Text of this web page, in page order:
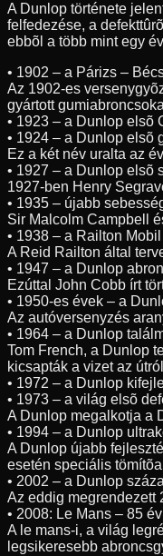
A Dunlop története
felfedezése, a
ebbõl a több mint egy
• 1902 – a Párizs –
Az 1902-es
gyártott
• 1923 – a Dunlop elsõ
• 1924 – a Dunlop elsõ
Ez a két név uralta az
• 1927 – a Dunlop elsõ
1927-ben Henry
• 1935 – újabb
Sir Malcolm Campbell
• 1938 – a Railton
A Reid Railton által
• 1947 – a Dunlop
Ezúttal John Cobb írt
• 1950-es évek – a
Az autóversenyzés
• 1964 – a Dunlop
Tom French, a Dunlop
kicsapták a vizet az
• 1972 – a Dunlop
• 1973 – a világ elsõ
A Dunlop megalkotja a
• 1994 – a Dunlop
A Dunlop újabb
esetén speciális
• 2002 – a Dunlop
Az eddig megrendezett
• 2008: Le Mans – 85
A le mans-i, a világ
legsikeresebb